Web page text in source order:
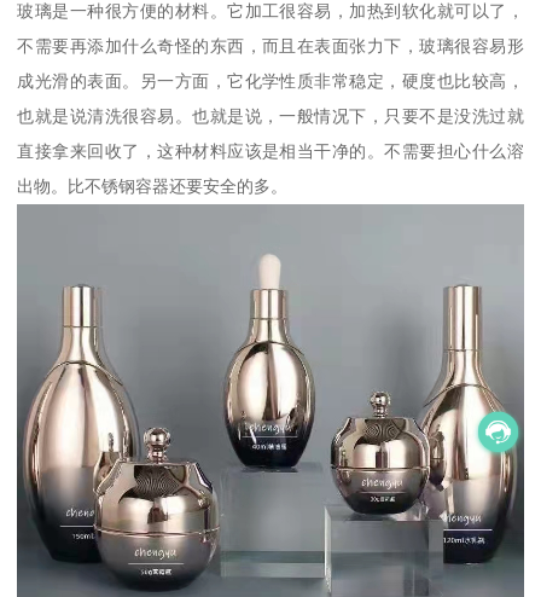
玻璃是一种很方便的材料。它加工很容易，加热到软化就可以了，
不需要再添加什么奇怪的东西，而且在表面张力下，玻璃很容易形
成光滑的表面。另一方面，它化学性质非常稳定，硬度也比较高，
也就是说清洗很容易。也就是说，一般情况下，只要不是没洗过就
直接拿来回收了，这种材料应该是相当干净的。不需要担心什么溶
出物。比不锈钢容器还要安全的多。